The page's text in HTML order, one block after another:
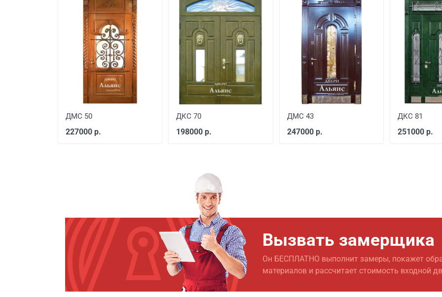
Свыше 20 км от МКАД 45 руб./км
Подъем до квартиры 200 руб./этаж
Установка входной двери в готовый проем
Демонтаж старой деревянной двери от 600
Демонтаж старой металлической двери от 1000
Заделка швов монтажной пеной от 650
Расширение проема
ДМС 50
227000 р.
ДКС 70
198000 р.
ДМС 43
247000 р.
ДКС 81
251000 р.
Вызвать замерщика
Он БЕСПЛАТНО выполнит замеры, покажет
материалов и рассчитает стоимость входной